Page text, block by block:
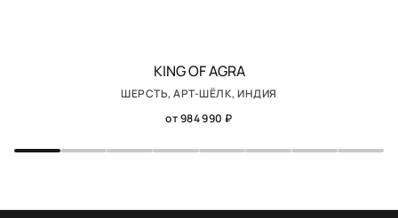
KING OF AGRA
ШЕРСТЬ, АРТ-ШЁЛК, ИНДИЯ
от 984 990 ₽